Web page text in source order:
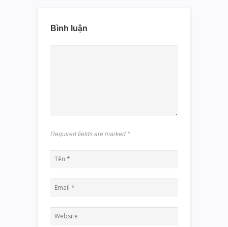
Bình luận
Required fields are marked *